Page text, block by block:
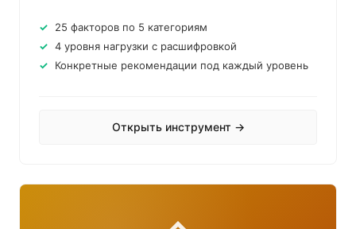
25 факторов по 5 категориям
4 уровня нагрузки с расшифровкой
Конкретные рекомендации под каждый уровень
Открыть инструмент →